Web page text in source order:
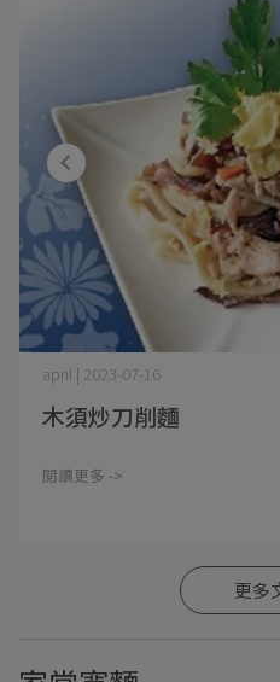
april | 2023-07-16
木須炒刀削麵
閱讀更多 ->
更多